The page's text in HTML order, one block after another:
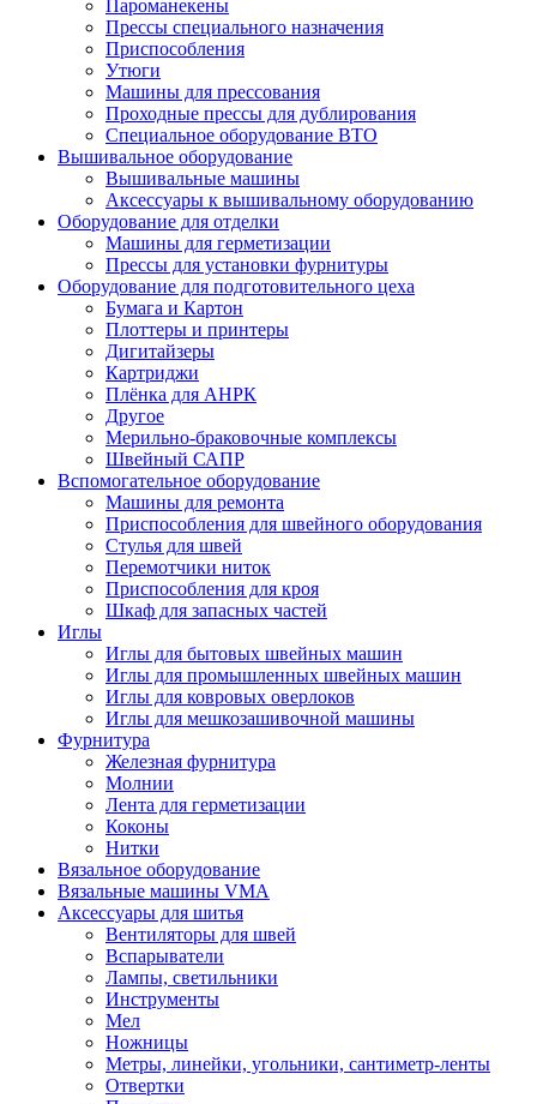
Пароманекены
Прессы специального назначения
Приспособления
Утюги
Машины для прессования
Проходные прессы для дублирования
Специальное оборудование ВТО
Вышивальное оборудование
Вышивальные машины
Аксессуары к вышивальному оборудованию
Оборудование для отделки
Машины для герметизации
Прессы для установки фурнитуры
Оборудование для подготовительного цеха
Бумага и Картон
Плоттеры и принтеры
Дигитайзеры
Картриджи
Плёнка для АНРК
Другое
Мерильно-браковочные комплексы
Швейный САПР
Вспомогательное оборудование
Машины для ремонта
Приспособления для швейного оборудования
Стулья для швей
Перемотчики ниток
Приспособления для кроя
Шкаф для запасных частей
Иглы
Иглы для бытовых швейных машин
Иглы для промышленных швейных машин
Иглы для ковровых оверлоков
Иглы для мешкозашивочной машины
Фурнитура
Железная фурнитура
Молнии
Лента для герметизации
Коконы
Нитки
Вязальное оборудование
Вязальные машины VMA
Аксессуары для шитья
Вентиляторы для швей
Вспарыватели
Лампы, светильники
Инструменты
Мел
Ножницы
Метры, линейки, угольники, сантиметр-ленты
Отвертки